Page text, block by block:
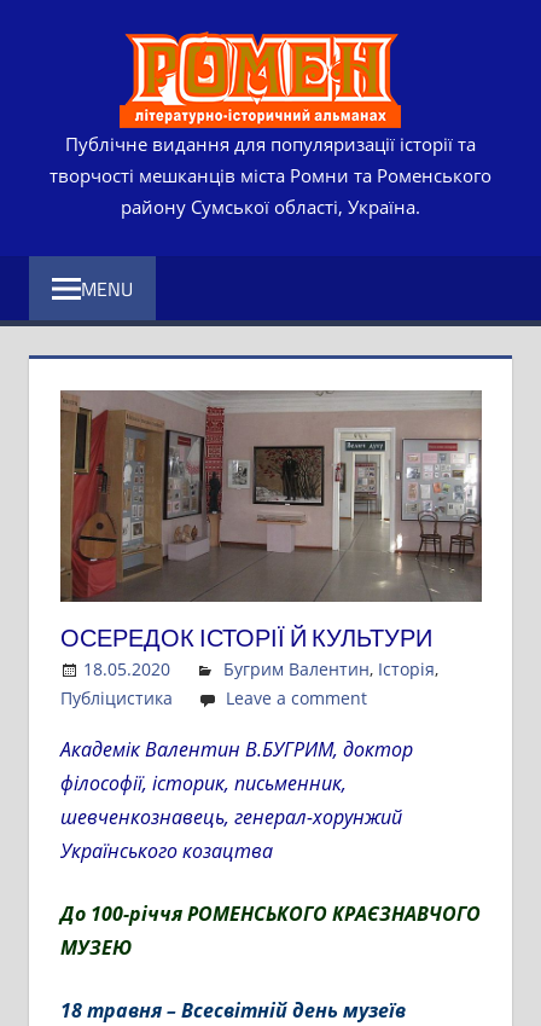
Публічне видання для популяризації історії та
творчості мешканців міста Ромни та Роменського
району Сумської області, Україна.
MENU
ОСЕРЕДОК ІСТОРІЇ Й КУЛЬТУРИ
18.05.2020 Admin
Бугрим Валентин, Історія,
Публіцистика
Leave a comment
Академік Валентин В.БУГРИМ, доктор
філософії, історик, письменник,
шевченкознавець, генерал-хорунжий
Українського козацтва
До 100-річчя РОМЕНСЬКОГОКРАЄЗНАВЧОГО
МУЗЕЮ
18 травня – Всесвітній день музеїв